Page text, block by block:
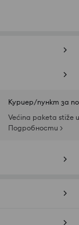
Куриер/пункт за
Većina paketa stiže
Подробности >